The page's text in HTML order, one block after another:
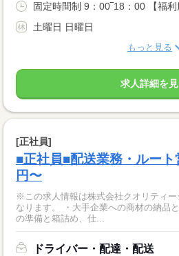
固定時間制 9：00‾18：00 【福
土曜日 日曜日
もっと見る
求人詳細を
[正社員]
■正社員■配送業務・ルー
円〜
※この求人情報は株式会社クオリティ
なります。 ・大手企業への商材の納品
の準備と箱詰め、仕...
ドライバー・配達・配送